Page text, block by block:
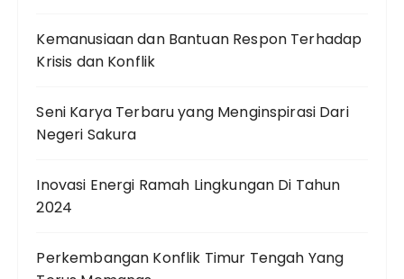
Kemanusiaan dan Bantuan Respon Terhadap
Krisis dan Konflik
Seni Karya Terbaru yang Menginspirasi Dari
Negeri Sakura
Inovasi Energi Ramah Lingkungan Di Tahun
2024
Perkembangan Konflik Timur Tengah Yang